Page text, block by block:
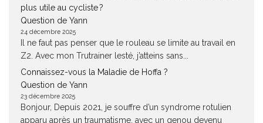
plus utile au cycliste ?
Question de Yann
24 décembre 2025
Il ne faut pas penser que le rouleau se limite au travail en
Z2. Avec mon Trutrainer lesté, j’atteins sans...
Connaissez-vous la Maladie de Hoffa ?
Question de Yann
23 décembre 2025
Bonjour, Depuis 2021, je souffre d’un syndrome rotulien
apparu après un traumatisme, avec un genou devenu